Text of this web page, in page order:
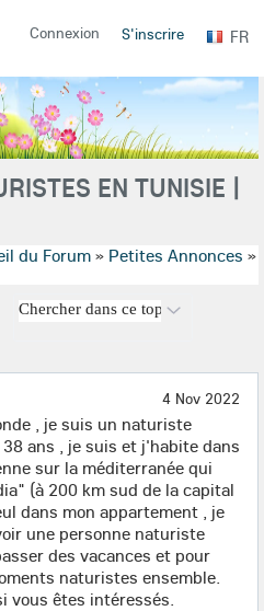
Connexion S'inscrire FR
EN TUNISIE |
du Forum » Petites Annonces »
4 Nov 2022
, je suis un naturiste
ans , je suis et j'habite dans
sur la méditerranée qui
(à 200 km sud de la capital
dans mon appartement , je
une personne naturiste
des vacances et pour
naturistes ensemble.
vous êtes intéressés.